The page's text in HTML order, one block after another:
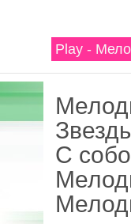
Play -
С